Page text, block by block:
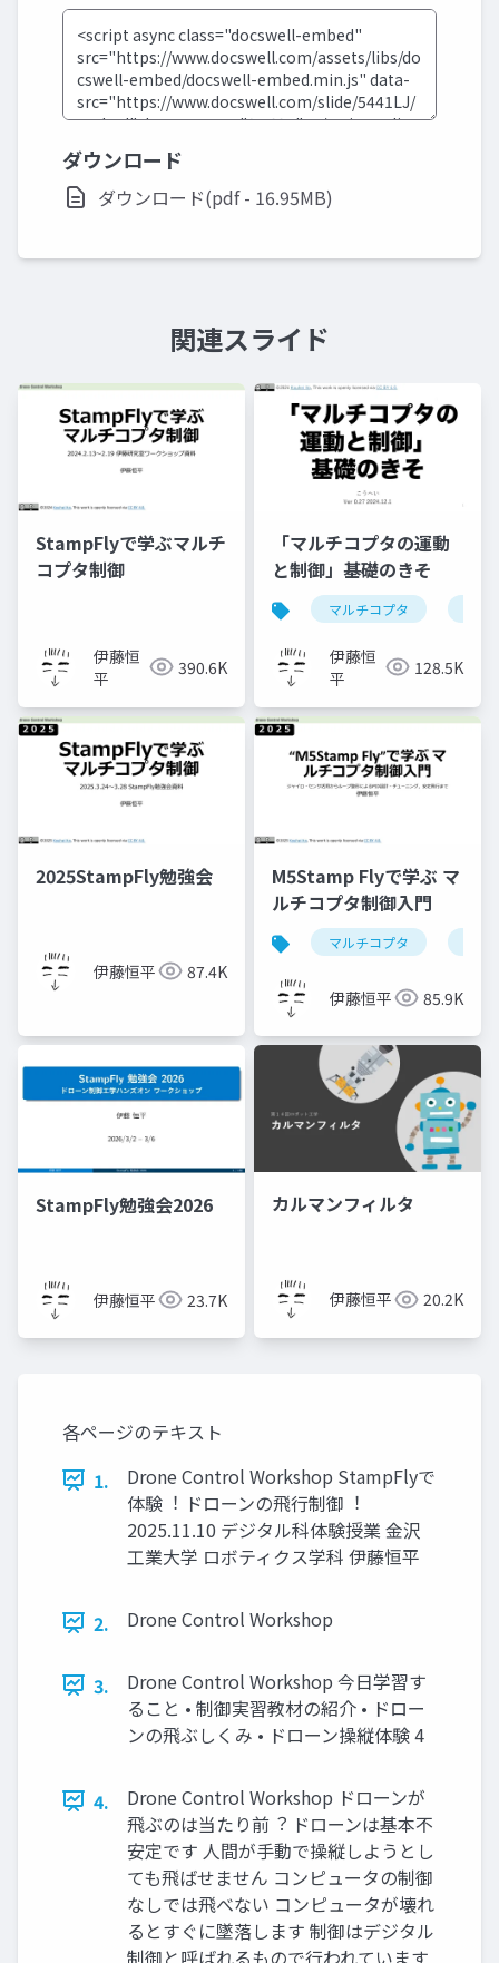
ダウンロード
ダウンロード(pdf - 16.95MB)
関連スライド
StampFlyで学ぶマルチ
コプタ制御
伊藤恒
平
390.6K
「マルチコプタの運動
と制御」基礎のきそ
マルチコプタ
伊藤恒
平
128.5K
2025StampFly勉強会
伊藤恒平 87.4K
M5Stamp Flyで学ぶ マ
ルチコプタ制御入門
マルチコプタ
伊藤恒平 85.9K
StampFly勉強会2026
伊藤恒平 23.7K
カルマンフィルタ
伊藤恒平 20.2K
各ページのテキスト
1.
Drone Control Workshop StampFlyで
体験︕ ドローンの⾶⾏制御︕
2025.11.10 デジタル科体験授業 ⾦沢
⼯業⼤学 ロボティクス学科 伊藤恒平
2. Drone Control Workshop
3.
Drone Control Workshop 今⽇学習す
ること • 制御実習教材の紹介 • ドロー
ンの⾶ぶしくみ • ドローン操縦体験 4
4.
Drone Control Workshop ドローンが
⾶ぶのは当たり前︖ ドローンは基本不
安定です ⼈間が⼿動で操縦しようとし
ても⾶ばせません コンピュータの制御
なしでは⾶べない コンピュータが壊れ
るとすぐに墜落します 制御はデジタル
制御と呼ばれるもので⾏われています